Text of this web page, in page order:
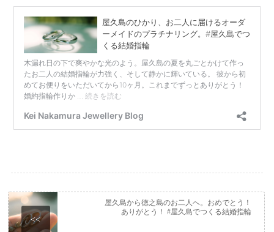
<<
屋久島から徳之島のお二人へ。おめでとう！
ありがとう！ #屋久島でつくる結婚指輪